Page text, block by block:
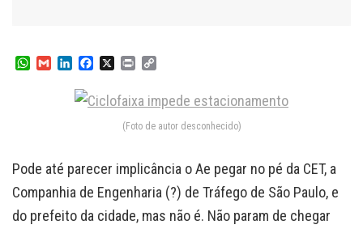
W
p
G
n
k
n
e
k
X
P
n
t
y
L
k
(Foto de autor desconhecido)
Pode até parecer implicância o Ae pegar no pé da CET, a
Companhia de Engenharia (?) de Tráfego de São Paulo, e
do prefeito da cidade, mas não é. Não param de chegar